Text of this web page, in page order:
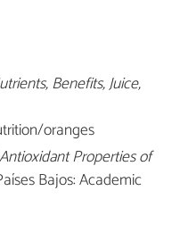
Benefits, Juice,
oranges
Properties of
Bajos: Academic